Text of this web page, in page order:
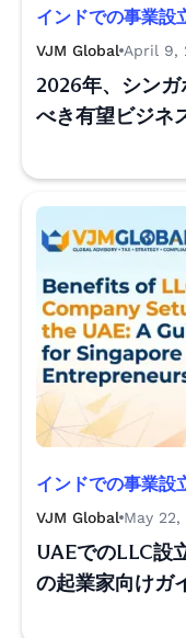
インドでの事業設
VJM Global April 9,
2026年、シン
べき有望ビジネ
インドでの事業設
VJM Global May 22,
UAEでのLLC設
の起業家向けガ